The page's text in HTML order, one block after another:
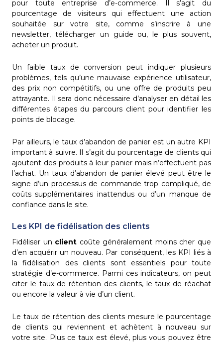
pour toute entreprise d’e-commerce. Il s’agit du
pourcentage de visiteurs qui effectuent une action
souhaitée sur votre site, comme s’inscrire à une
newsletter, télécharger un guide ou, le plus souvent,
acheter un produit.
Un faible taux de conversion peut indiquer plusieurs
problèmes, tels qu’une mauvaise expérience utilisateur,
des prix non compétitifs, ou une offre de produits peu
attrayante. Il sera donc nécessaire d’analyser en détail les
différentes étapes du parcours client pour identifier les
points de blocage.
Par ailleurs, le taux d’abandon de panier est un autre KPI
important à suivre. Il s’agit du pourcentage de clients qui
ajoutent des produits à leur panier mais n’effectuent pas
l’achat. Un taux d’abandon de panier élevé peut être le
signe d’un processus de commande trop compliqué, de
coûts supplémentaires inattendus ou d’un manque de
confiance dans le site.
Les KPI de fidélisation des clients
Fidéliser un client coûte généralement moins cher que
d’en acquérir un nouveau. Par conséquent, les KPI liés à
la fidélisation des clients sont essentiels pour toute
stratégie d’e-commerce. Parmi ces indicateurs, on peut
citer le taux de rétention des clients, le taux de réachat
ou encore la valeur à vie d’un client.
Le taux de rétention des clients mesure le pourcentage
de clients qui reviennent et achètent à nouveau sur
votre site. Plus ce taux est élevé, plus vous pouvez être